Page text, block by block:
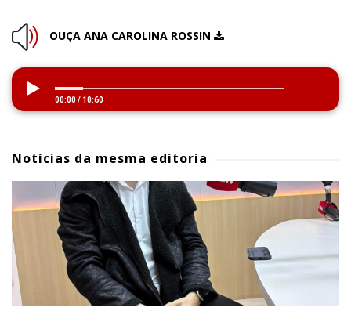
OUÇA ANA CAROLINA ROSSIN
00:00/ 10:60
Notícias da mesma editoria